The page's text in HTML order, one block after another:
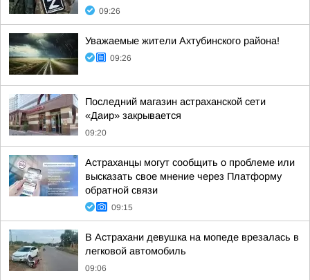
09:26
Уважаемые жители Ахтубинского района!
09:26
Последний магазин астраханской сети
«Даир» закрывается
09:20
Астраханцы могут сообщить о проблеме или
высказать свое мнение через Платформу
обратной связи
09:15
В Астрахани девушка на мопеде врезалась в
легковой автомобиль
09:06